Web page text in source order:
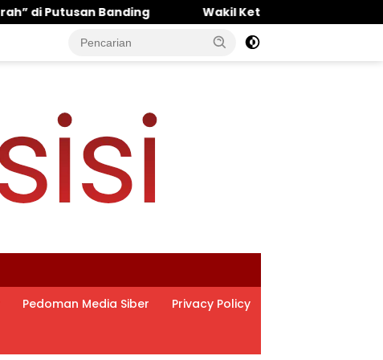
‎Wakil Ketua DPRD Pasuruan Muhammad Zaini: Politisi
Pedoman Media Siber Privacy Policy